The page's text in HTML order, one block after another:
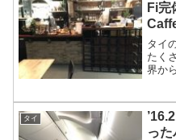
Fi完
タイ
たく
界か
んど
ェも
物価
タイ
っ